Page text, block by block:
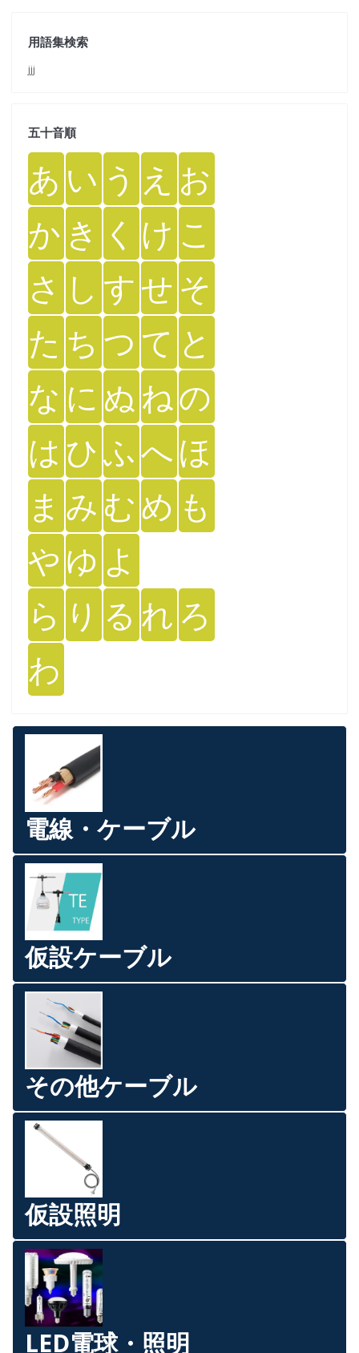
用語集検索
jjj
五十音順
あ い う え お
か き く け こ
さ し すせ そ
た ち つ て と
な に ぬ ねの
は ひふへほ
ま み むめ も
や ゆ よ
ら り る れ ろ
わ
電線・ケーブル
仮設ケーブル
その他ケーブル
仮設照明
LED電球・照明